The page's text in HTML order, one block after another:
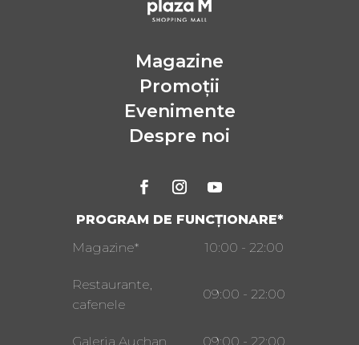
Magazine
Promoții
Evenimente
Despre noi
PROGRAM DE FUNCȚIONARE*
Magazine*
10:00 - 22:00
Restaurante,
cafenele
09:00 - 22:00
Galeria Auchan 09:00 - 22:00